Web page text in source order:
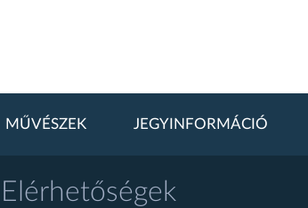
MŰVÉSZEK JEGYINFORMÁCIÓ
Elérhetőségek